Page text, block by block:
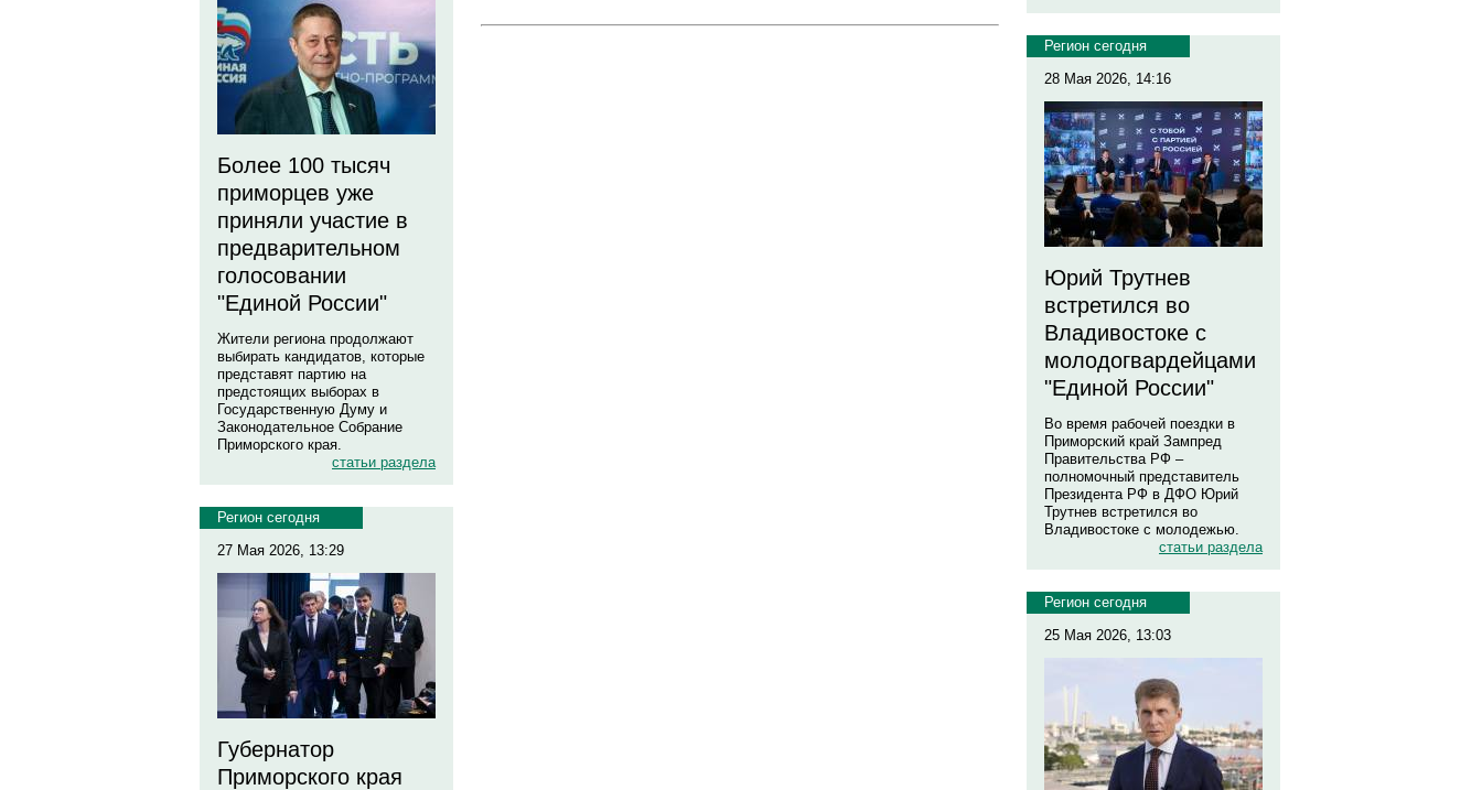
Более 100 тысяч
приморцев уже
приняли участие в
предварительном
голосовании
"Единой России"
Жители региона продолжают
выбирать кандидатов, которые
представят партию на
предстоящих выборах в
Государственную Думу и
Законодательное Собрание
Приморского края.
статьи раздела
Регион сегодня
27 Мая 2026, 13:29
Губернатор
Приморского края
Регион сегодня
28 Мая 2026, 14:16
Юрий Трутнев
встретился во
Владивостоке с
молодогвардейцами
"Единой России"
Во время рабочей поездки в
Приморский край Зампред
Правительства РФ –
полномочный представитель
Президента РФ в ДФО Юрий
Трутнев встретился во
Владивостоке с молодежью.
статьи раздела
Регион сегодня
25 Мая 2026, 13:03